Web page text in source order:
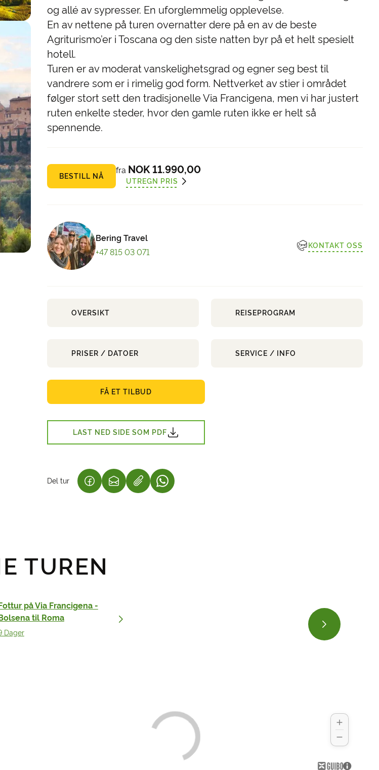
og allé av sypresser. En uforglemmelig opplevelse.
En av nettene på turen overnatter dere på en av de beste
Agriturismo’er i Toscana og den siste natten byr på et helt spesielt
hotell.
Turen er av moderat vanskelighetsgrad og egner seg best til
vandrere som er i rimelig god form. Nettverket av stier i området
følger stort sett den tradisjonelle Via Francigena, men vi har justert
ruten enkelte steder, hvor den gamle ruten ikke er helt så
spennende.
BESTILL NÅ
fra NOK 11.990,00
UTREGN PRIS
Bering Travel
+47 815 03 071
KONTAKT OSS
FÅ ET TILBUD
LAST NED SIDE SOM PDF
Del tur (LENKE ÅPNES I NY FANE)
(LENKE ÅPNES I NY FANE)(LENKE ÅPNES I NY FANE)
OVERSIKT REISEPROGRAM
PRISER / DATOER SERVICE / INFO
TUREN
på Via Francigena -
til Roma
Dager